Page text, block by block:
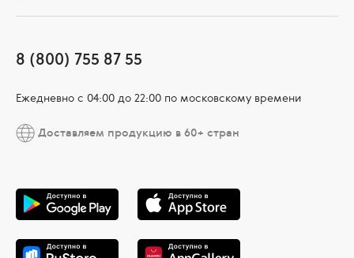
8 (800) 755 87 55
Ежедневно c 04:00 до 22:00 по московскому времени
Доставляем продукцию в 60+ стран